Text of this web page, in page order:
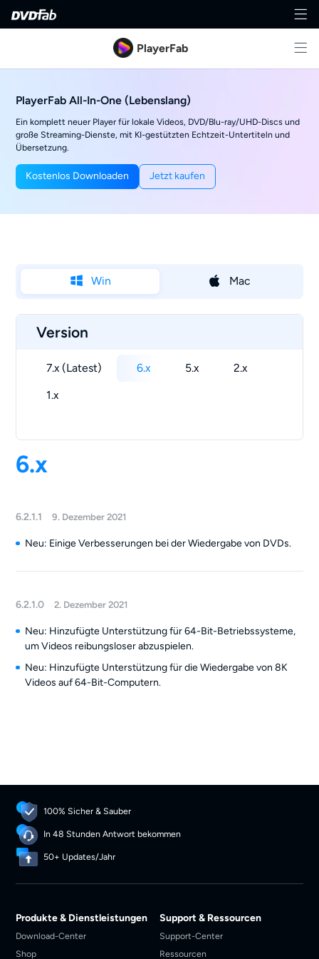
PlayerFab
PlayerFab All-In-One (Lebenslang)
Ein komplett neuer Player für lokale Videos, DVD/Blu-ray/UHD-Discs und
große Streaming-Dienste, mit KI-gestützten Echtzeit-Untertiteln und
Übersetzung.
Kostenlos Downloaden Jetzt kaufen
Win Mac
Version
7.x (Latest) 6.x 5.x 2.x
1.x
6.x
6.2.1.1 9. Dezember 2021
Neu: Einige Verbesserungen bei der Wiedergabe von DVDs.
6.2.1.0 2. Dezember 2021
Neu: Hinzufügte Unterstützung für 64-Bit-Betriebssysteme,
um Videos reibungsloser abzuspielen.
Neu: Hinzufügte Unterstützung für die Wiedergabe von 8K
Videos auf 64-Bit-Computern.
100% Sicher & Sauber
In 48 Stunden Antwort bekommen
50+ Updates/Jahr
Produkte & Dienstleistungen
Download-Center
Shop
Support & Ressourcen
Support-Center
Ressourcen